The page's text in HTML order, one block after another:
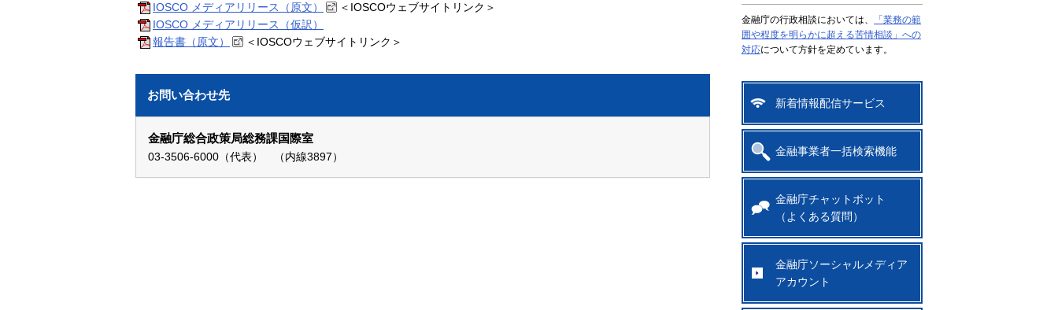
IOSCO メディアリリース（原文）
＜IOSCOウェブサイトリンク＞
IOSCO メディアリリース（仮訳）
報告書（原文）
＜IOSCOウェブサイトリンク＞
お問い合わせ先
金融庁総合政策局総務課国際室
03-3506-6000（代表） （内線3897）
金融庁の行政相談においては、
「業務の範
囲や程度を明らかに超える苦情相談」への
対応について方針を定めています。
新着情報配信サービス
金融事業者一括検索機能
金融庁チャットボット
（よくある質問）
金融庁ソーシャルメディア
アカウント